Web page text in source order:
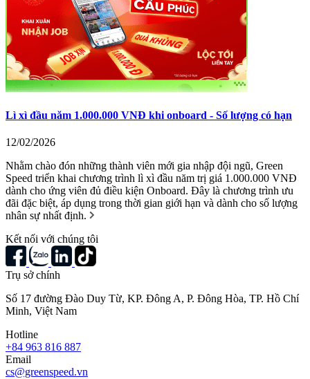
Lì xì đầu năm 1.000.000 VNĐ khi onboard - Số lượng có hạn
12/02/2026
Nhằm chào đón những thành viên mới gia nhập đội ngũ, Green
Speed triển khai chương trình lì xì đầu năm trị giá 1.000.000 VNĐ
dành cho ứng viên đủ điều kiện Onboard. Đây là chương trình ưu
đãi đặc biệt, áp dụng trong thời gian giới hạn và dành cho số lượng
nhân sự nhất định.
Kết nối với chúng tôi
Trụ sở chính
Số 17 đường Đào Duy Từ, KP. Đông A, P. Đông Hòa, TP. Hồ Chí
Minh, Việt Nam
Hotline
+84 963 816 887
Email
cs@greenspeed.vn